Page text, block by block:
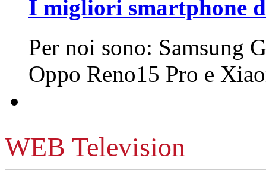
I migliori smartphone
Per noi sono: Samsung
Oppo Reno15 Pro e
WEB Television